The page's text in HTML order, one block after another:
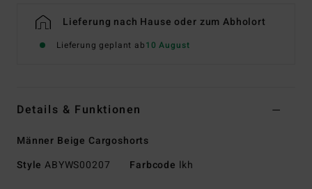
Lieferung nach Hause oder zum Abholort
Lieferung geplant ab10 August
Details & Funktionen
Männer Beige Cargoshorts
Style ABYWS00207 Farbcode lkh